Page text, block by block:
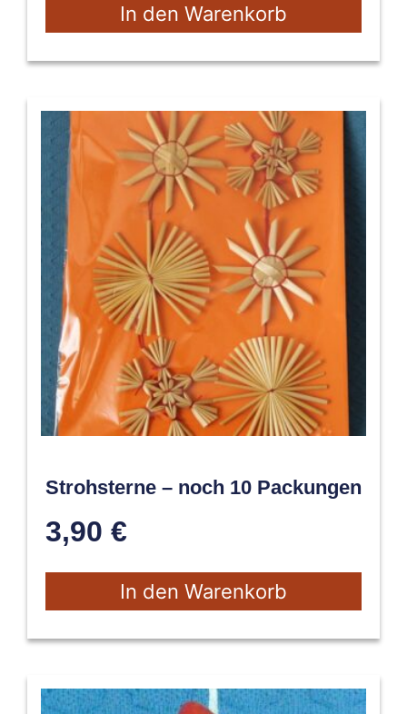
In den Warenkorb
Strohsterne – noch 10 Packungen
3,90 €
In den Warenkorb